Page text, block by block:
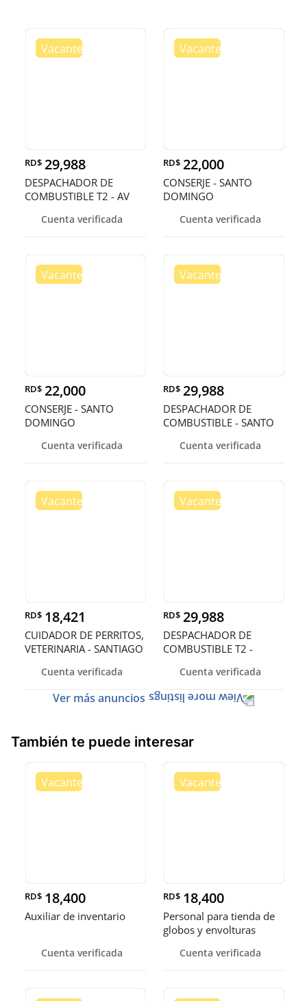
RD$ 29,988
DESPACHADOR DE
COMBUSTIBLE T2 - AV
Cuenta verificada
RD$ 22,000
CONSERJE - SANTO
DOMINGO
Cuenta verificada
RD$ 22,000
CONSERJE - SANTO
DOMINGO
Cuenta verificada
RD$ 29,988
DESPACHADOR DE
COMBUSTIBLE - SANTO
Cuenta verificada
RD$ 18,421
CUIDADOR DE PERRITOS,
VETERINARIA - SANTIAGO
Cuenta verificada
RD$ 29,988
DESPACHADOR DE
COMBUSTIBLE T2 -
Cuenta verificada
Ver más anuncios
También te puede interesar
RD$ 18,400
Auxiliar de inventario
Cuenta verificada
RD$ 18,400
Personal para tienda de
globos y envolturas
Cuenta verificada